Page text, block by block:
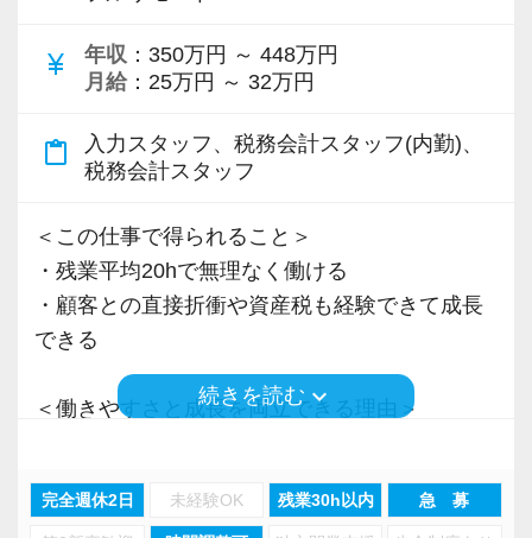
Q. 当事務所を選んだ理由は？
A. 幅広い業務を経験できる点に魅力を感じ、入
所を決めました。
A. さまざまな業務を任せてもらえるので、以前
より成長スピードが上がったと感じています。
Q. 職場の雰囲気は？
A. 上司や先輩に相談しやすく、風通しの良い職
場だと感じています。
・税務経験を活かして成長したい方
currency_yen 年収 ：350万円 ～ 448万円
月給 ：25万円 ～ 32万円
content_paste
入力スタッフ、税務会計スタッフ(内勤)、
税務会計スタッフ
＜この仕事で得られること＞
・残業平均20hで無理なく働ける
・顧客との直接折衝や資産税も経験できて成長
できる
＜働きやすさと成長を両立できる理由＞
・分業体制で業務負担を軽減
・顧客対応や提案業務に集中可能
続きを読むkeyboard_arrow_down
完全週休2日 未経験OK 残業30h以内 急 募